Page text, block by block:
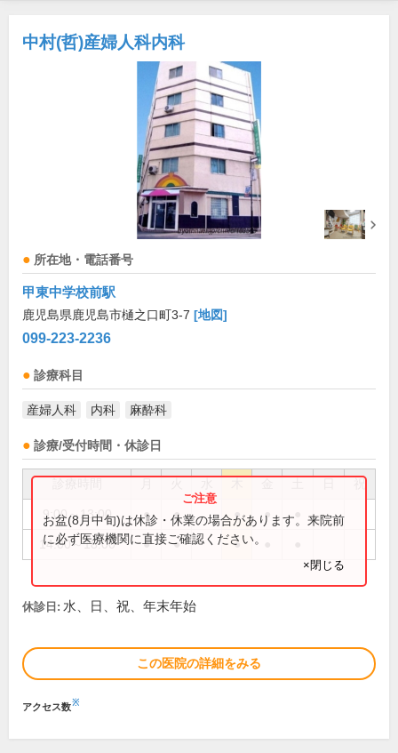
中村(哲)産婦人科内科
所在地・電話番号
甲東中学校前駅
鹿児島県鹿児島市樋之口町3-7 [地図]
099-223-2236
診療科目
産婦人科 内科 麻酔科
診療/受付時間・休診日
祝
9:00～13:00 ● ● ● ●
14:00～18:00 ● ● ●
お盆(8月中旬)は休診・休業の場合があります。来院前
に必ず医療機関に直接ご確認ください。
×閉じる
休診日: 水、日、祝、年末年始
この医院の詳細をみる
アクセス数※